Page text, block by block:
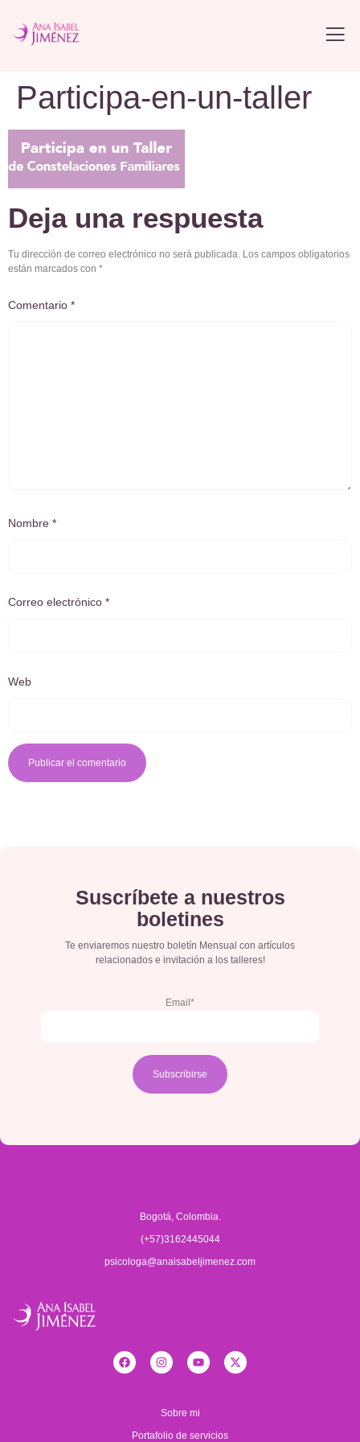
Participa-en-un-taller
Deja una respuesta
Tu dirección de correo electrónico no será publicada. Los campos obligatorios
están marcados con *
Comentario *
Nombre *
Correo electrónico *
Web
Suscríbete a nuestros
boletines
Te enviaremos nuestro boletín Mensual con artículos
relacionados e invitación a los talleres!
Email*
Bogotá, Colombia.
(+57)3162445044
psicologa@anaisabeljimenez.com
Sobre mi
Portafolio de servicios